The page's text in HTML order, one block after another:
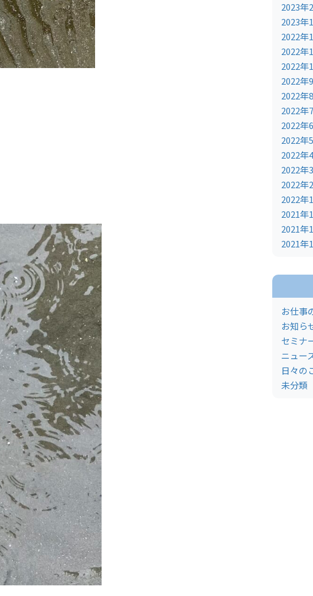
2023年
2023年
2022年
2022年
2022年
2022年
2022年
2022年
2022年
2022年
2022年
2022年
2022年
2022年
2021年
2021年
2021年
お仕事
お知ら
セミナ
ニュー
日々の
未分類